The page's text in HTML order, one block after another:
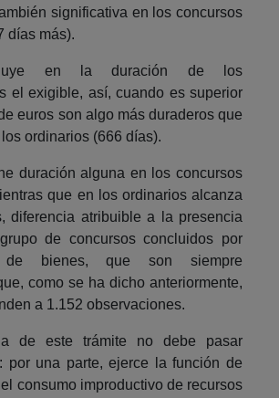
significativa en los concursos
días más).
en la duración de los
el exigible, así, cuando es superior
euros son algo más duraderos que
ordinarios (666 días).
duración alguna en los concursos
que en los ordinarios alcanza
diferencia atribuible a la presencia
de concursos concluidos por
de bienes, que son siempre
como se ha dicho anteriormente,
a 1.152 observaciones.
de este trámite no debe pasar
por una parte, ejerce la función de
consumo improductivo de recursos